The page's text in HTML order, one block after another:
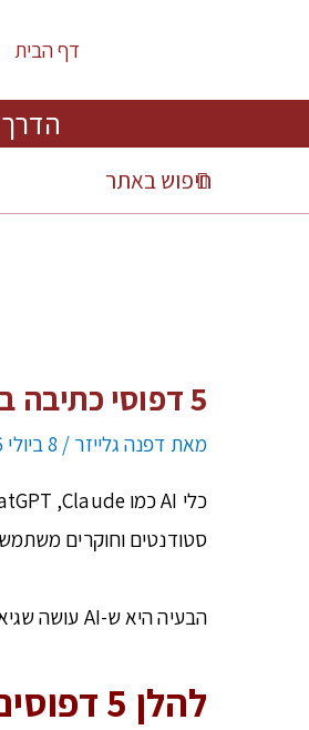
דף הבית
5 דפוסי כתיבה בעברית של AI בטקסטים אקדמיים
מאת דפנה גלייזר / 8 ביולי 2026
סטודנטים וחוקרים
הבעיה היא ש-AI עושה שגיאות מאוד ספציפיות בעברית אקדמית, שונות מהשגיאות שכותבים אנושיים עושים, וקשה לזהות אותן אם לא יודעים מה לחפש.
להלן